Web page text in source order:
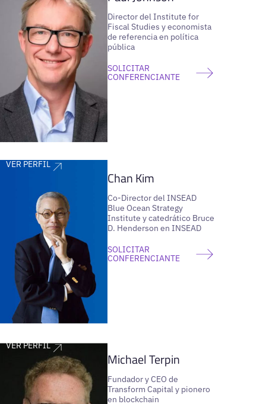
Director del Institute for
Fiscal Studies y economista
de referencia en política
pública
SOLICITAR
CONFERENCIANTE
VER PERFIL
Chan Kim
Co-Director del INSEAD
Blue Ocean Strategy
Institute y catedrático Bruce
D. Henderson en INSEAD
SOLICITAR
CONFERENCIANTE
VER PERFIL
Michael Terpin
Fundador y CEO de
Transform Capital y pionero
en blockchain